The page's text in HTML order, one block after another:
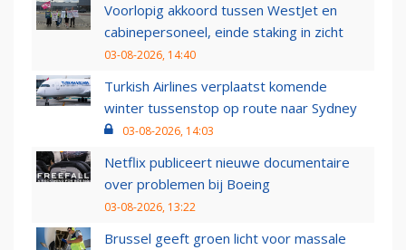
Voorlopig akkoord tussen WestJet en
cabinepersoneel, einde staking in zicht
03-08-2026, 14:40
Turkish Airlines verplaatst komende
winter tussenstop op route naar Sydney
03-08-2026, 14:03
Netflix publiceert nieuwe documentaire
over problemen bij Boeing
03-08-2026, 13:22
Brussel geeft groen licht voor massale